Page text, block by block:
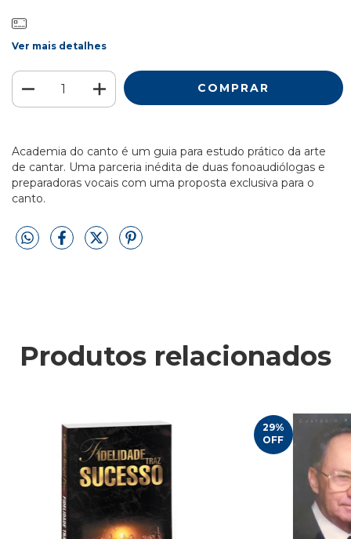
Ver mais detalhes
Academia do canto é um guia para estudo prático da arte
de cantar. Uma parceria inédita de duas fonoaudiólogas e
preparadoras vocais com uma proposta exclusiva para o
canto.
Produtos relacionados
29%
OFF